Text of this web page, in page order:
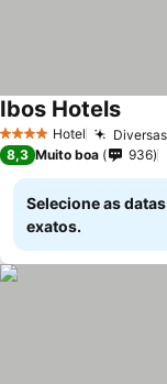
4 EstrelasHotel
Ibos Hotels
8,3 Muito boa 936
Selecione as
exatos.